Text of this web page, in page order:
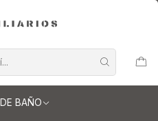
BAÑO
simple de cuarzo
de cuarzo / 130 cm
con cubierta de cuarzo M2-